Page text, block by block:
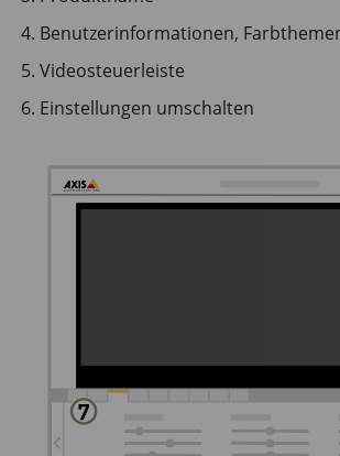
Benutzerinformationen,
Videosteuerleiste
Einstellungen umschalten